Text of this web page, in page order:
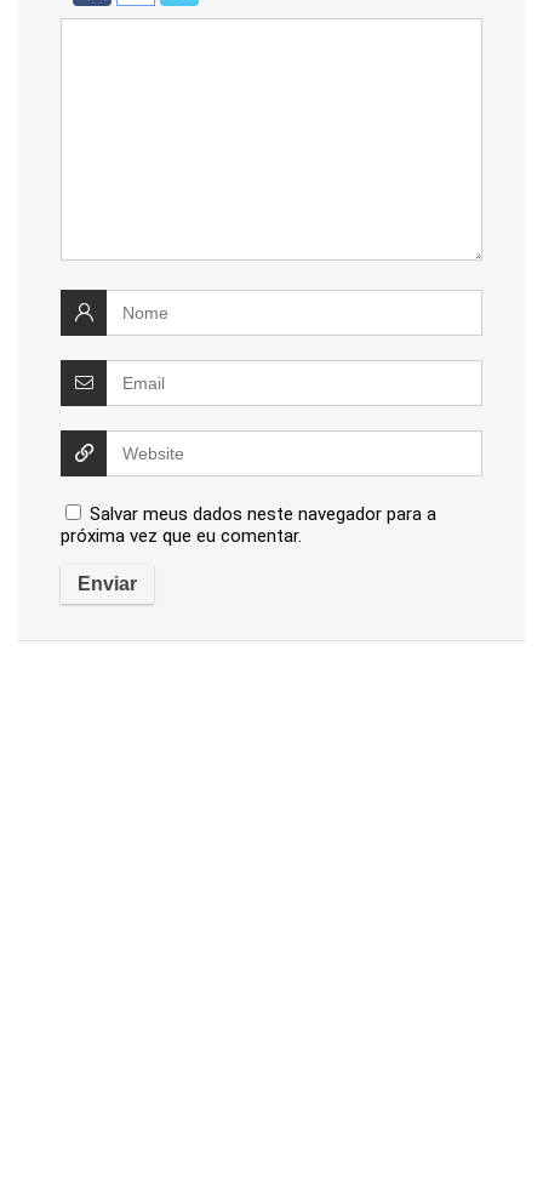
Salvar meus dados neste navegador para a
próxima vez que eu comentar.